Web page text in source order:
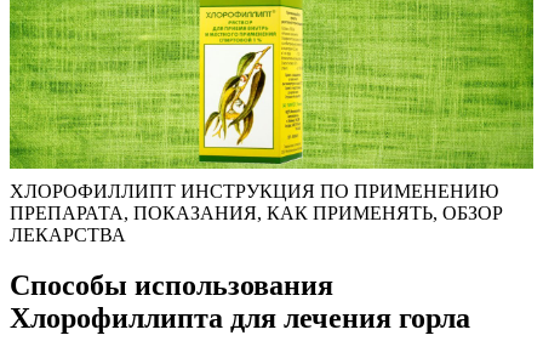
ХЛОРОФИЛЛИПТ ИНСТРУКЦИЯ ПО ПРИМЕНЕНИЮ
ПРЕПАРАТА, ПОКАЗАНИЯ, КАК ПРИМЕНЯТЬ, ОБЗОР
ЛЕКАРСТВА
Способы использования
Хлорофиллипта для лечения горла